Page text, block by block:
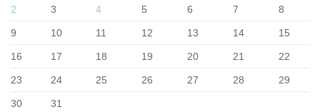
2 3 4 5 6 7 8
9 10 11 12 13 14 15
16 17 18 19 20 21 22
23 24 25 26 27 28 29
30 31